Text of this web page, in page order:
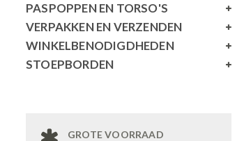
PASPOPPEN EN TORSO'S
VERPAKKEN EN VERZENDEN
WINKELBENODIGDHEDEN
STOEPBORDEN
GROTE VOORRAAD